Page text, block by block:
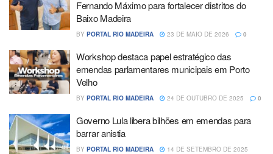
Fernando Máximo para fortalecer distritos do
Baixo Madeira
BY PORTAL RIO MADEIRA 23 DE MAIO DE 2026 0
Workshop destaca papel estratégico das
emendas parlamentares municipais em Porto
Velho
BY PORTAL RIO MADEIRA 24 DE OUTUBRO DE 2025 0
Governo Lula libera bilhões em emendas para
barrar anistia
BY PORTAL RIO MADEIRA
14 DE SETEMBRO DE 2025